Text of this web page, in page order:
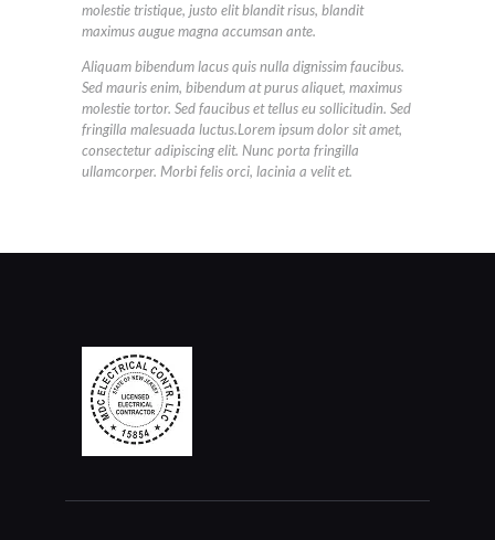
molestie tristique, justo elit blandit risus, blandit
maximus augue magna accumsan ante.
Aliquam bibendum lacus quis nulla dignissim faucibus.
Sed mauris enim, bibendum at purus aliquet, maximus
molestie tortor. Sed faucibus et tellus eu sollicitudin. Sed
fringilla malesuada luctus.Lorem ipsum dolor sit amet,
consectetur adipiscing elit. Nunc porta fringilla
ullamcorper. Morbi felis orci, lacinia a velit et.